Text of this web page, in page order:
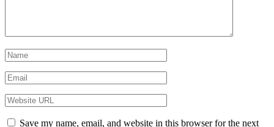
Save my name, email, and website in this browser for the next